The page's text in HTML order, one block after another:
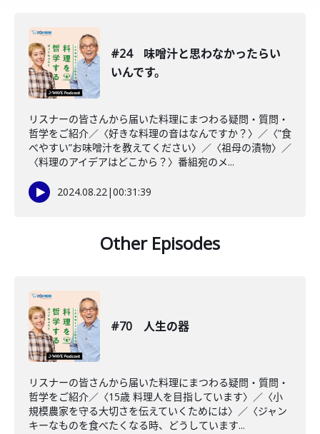
#24 味噌汁と思わなかったらい
いんです。
リスナーの皆さんから届いた料理にまつわる疑問・質問・
哲学をご紹介／〈好きな料理の音はなんですか？〉／〈”食
べやすい”お味噌汁を教えてください〉／〈祖母の漬物〉／
〈料理のアイデアはどこから？〉番組宛のメ...
2024.08.22|00:31:39
Other Episodes
#70 人生の器
リスナーの皆さんから届いた料理にまつわる疑問・質問・
哲学をご紹介／〈15歳 料理人を目指しています〉／〈小
規模農家を守る大切さを伝えていくためには〉／〈ジャン
キーなものを食べたくなる時、どうしています...